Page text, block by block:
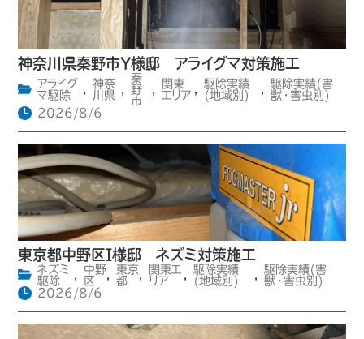
神奈川県秦野市Y様邸 アライグマ対策施工
アライグ
マ駆除
,
神奈
川県 ,
秦
野
市
,
関東
エリア ,
駆除実績
(地域別)
,
駆除実績(害
獣・害虫別)
2026/8/6
東京都中野区I様邸 ネズミ対策施工
ネズミ
駆除
中野
区
東京
都
関東エ
リア
駆除実績
(地域別)
駆除実績(害
獣・害虫別)
2026/8/6